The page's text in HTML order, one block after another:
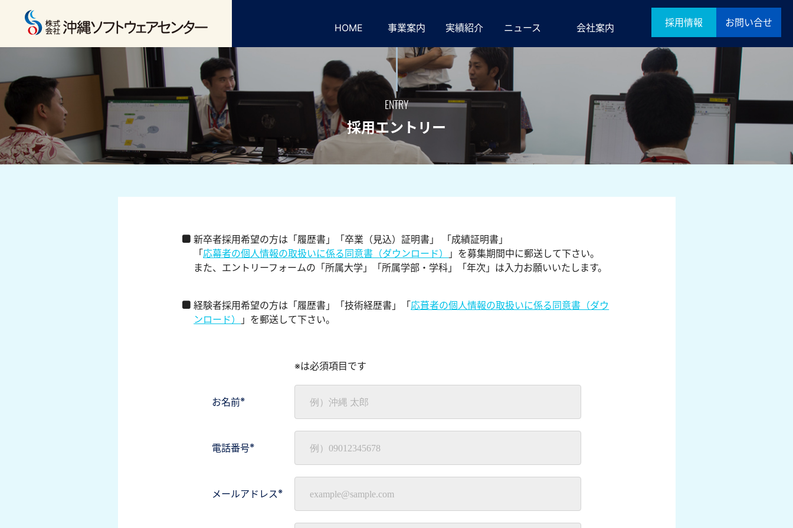
HOME 事業案内 実績紹介 ニュース 会社案内 採用情報 お問い合せ
ENTRY
採用エントリー
新卒者採用希望の方は「履歴書」「卒業（見込）証明書」 「成績証明書」
「応幕者の個人情報の取扱いに係る同意書（ダウンロード）
」を募集期間中に郵送して下さい。
また、エントリーフォームの「所属大学」「所属学部・学科」「年次」は入力お願いいたします。
経験者採用希望の方は「履歴書」「技術経歴書」「応葺者の個人情報の取扱いに係る同意書（ダウ
ンロード）
」を郵送して下さい。
※は必須項目です
お名前※
電話番号※
メールアドレス※